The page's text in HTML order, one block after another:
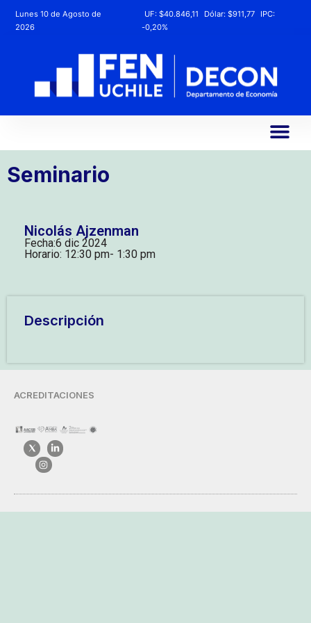
Lunes 10 de Agosto de
2026
UF: $40.846,11 Dólar: $911,77
IPC:
-0,20%
Seminario
Nicolás Ajzenman
Fecha:6 dic 2024
Horario: 12:30 pm- 1:30 pm
Descripción
ACREDITACIONES